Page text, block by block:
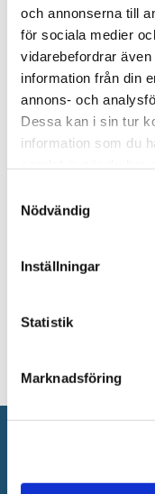
och annonserna till
för sociala medier
vidarebefordrar
information från din
annons- och
Dessa kan i sin tur
information som du
Nödvändig
Inställningar
Statistik
Marknadsföring
Golv & vägg /